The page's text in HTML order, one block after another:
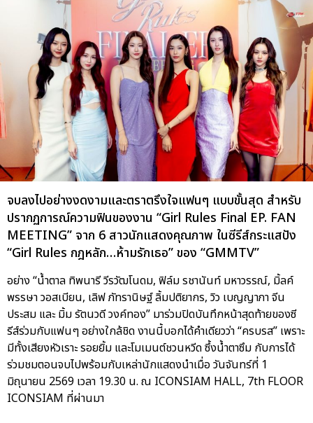
จบลงไปอย่างงดงามและตราตรึงใจแฟนๆ แบบขั้นสุด สำหรับ
ปรากฏการณ์ความฟินของงาน “Girl Rules Final EP. FAN
MEETING” จาก 6 สาวนักแสดงคุณภาพ ในซีรีส์กระแสปัง
“Girl Rules กฎหลัก…ห้ามรักเธอ” ของ “GMMTV”
อย่าง “น้ำตาล ทิพนารี วีรวัฒโนดม, ฟิล์ม รชานันท์ มหาวรรณ์, มิ้ลค์
พรรษา วอสเบียน, เลิฟ ภัทรานิษฐ์ ลิ้มปติยากร, วิว เบญญาภา จีน
ประสม และ มิ้ม รัตนวดี วงค์ทอง” มาร่วมปิดบันทึกหน้าสุดท้ายของซี
รีส์ร่วมกับแฟนๆ อย่างใกล้ชิด งานนี้บอกได้คำเดียวว่า “ครบรส” เพราะ
มีทั้งเสียงหัวเราะ รอยยิ้ม และโมเมนต์ชวนหวีด ซึ้งน้ำตาซึม กับการได้
ร่วมชมตอนจบไปพร้อมกับเหล่านักแสดงนำเมื่อ วันจันทร์ที่ 1
มิถุนายน 2569 เวลา 19.30 น. ณ ICONSIAM HALL, 7th FLOOR
ICONSIAM ที่ผ่านมา